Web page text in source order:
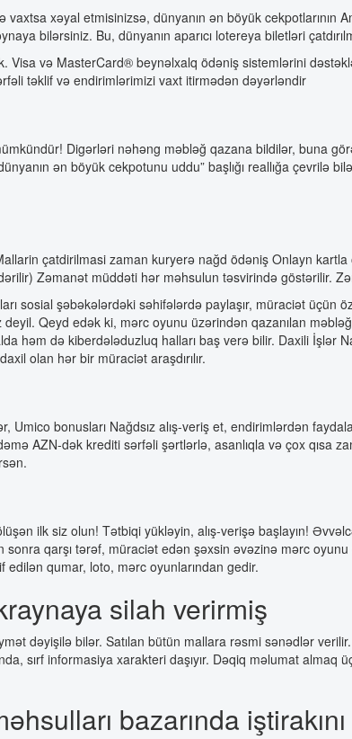
vaxtsa xəyal etmisinizsə, dünyanın ən böyük
bilərsiniz. Bu, dünyanın aparıcı lotereya biletləri
Visa və MasterCard® beynəlxalq ödəniş sistemlərini
təklif və endirimlərimizi vaxt itirmədən dəyərləndir
Digərləri nəhəng məbləğ qazana bildilər, buna
ən böyük cekpotunu uddu” başlığı reallığa
çatdirilmasi zaman kuryerə nağd ödəniş Onlayn
Zəmanət müddəti hər məhsulun təsvirində göstərilir.
sosial şəbəkələrdəki səhifələrdə paylaşır, müraciət üçün
Qeyd edək ki, mərc oyunu üzərindən qazanılan
həm də kiberdələduzluq halları baş verə bilir. Daxili İşlər
olan hər bir müraciət araşdırılır.
bonusları Nağdsız alış-veriş et, endirimlərdən
AZN-dək krediti sərfəli şərtlərlə, asanlıqla və çox qısa
ilk siz olun! Tətbiqi yükləyin, alış-verişə başlayın!
qarşı tərəf, müraciət edən şəxsin əvəzinə mərc oyunu
edilən qumar, loto, mərc oyunlarından gedir.
silah verirmiş
dəyişilə bilər. Satılan bütün mallara rəsmi sənədlər
sırf informasiya xarakteri daşıyır. Dəqiq məlumat
bazarında